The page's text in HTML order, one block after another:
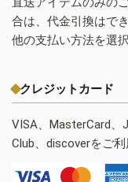
合は、代金引換はでき
他の支払い方法を選
クレジットカード
VISA、MasterCard、
Club、discoverをご利